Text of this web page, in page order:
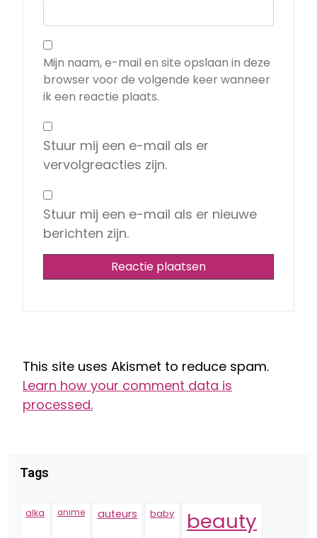
Mijn naam, e-mail en site opslaan in deze
browser voor de volgende keer wanneer
ik een reactie plaats.
Stuur mij een e-mail als er
vervolgreacties zijn.
Stuur mij een e-mail als er nieuwe
berichten zijn.
This site uses Akismet to reduce spam.
Learn how your comment data is
processed.
Tags
alka anime auteurs baby beauty